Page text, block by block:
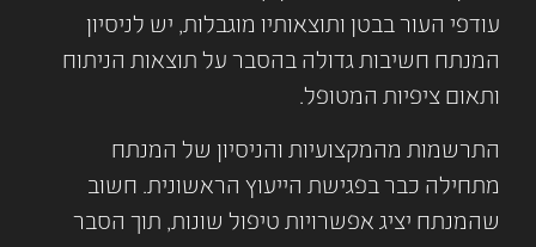
עודפי העור בבטן ותוצאותיו מוגבלות, יש לניסיון
המנתח חשיבות גדולה בהסבר על תוצאות הניתוח
ותאום ציפיות המטופל.
התרשמות מהמקצועיות והניסיון של המנתח
מתחילה כבר בפגישת הייעוץ הראשונית. חשוב
שהמנתח יציג אפשרויות טיפול שונות, תוך הסבר